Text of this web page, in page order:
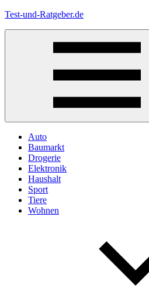
Zum
Test-und-Ratgeber.de
Auto
Baumarkt
Drogerie
Elektronik
Haushalt
Sport
Tiere
Wohnen